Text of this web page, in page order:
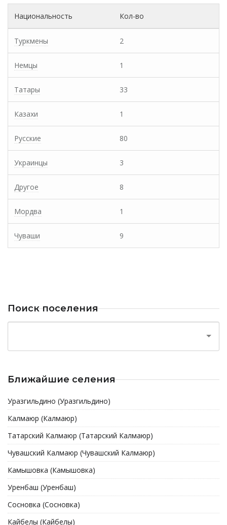
Национальность Кол-во
Туркмены 2
Немцы 1
Татары 33
Казахи 1
Русские 80
Украинцы 3
Другое 8
Мордва 1
Чуваши 9
Поиск поселения
Ближайшие селения
Уразгильдино (Уразгильдино)
Калмаюр (Калмаюр)
Татарский Калмаюр (Татарский Калмаюр)
Чувашский Калмаюр (Чувашский Калмаюр)
Камышовка (Камышовка)
Уренбаш (Уренбаш)
Сосновка (Сосновка)
Кайбелы (Кайбелы)